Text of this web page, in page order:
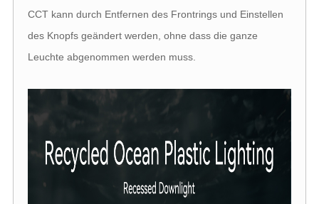
CCT kann durch Entfernen des Frontrings und Einstellen
des Knopfs geändert werden, ohne dass die ganze
Leuchte abgenommen werden muss.